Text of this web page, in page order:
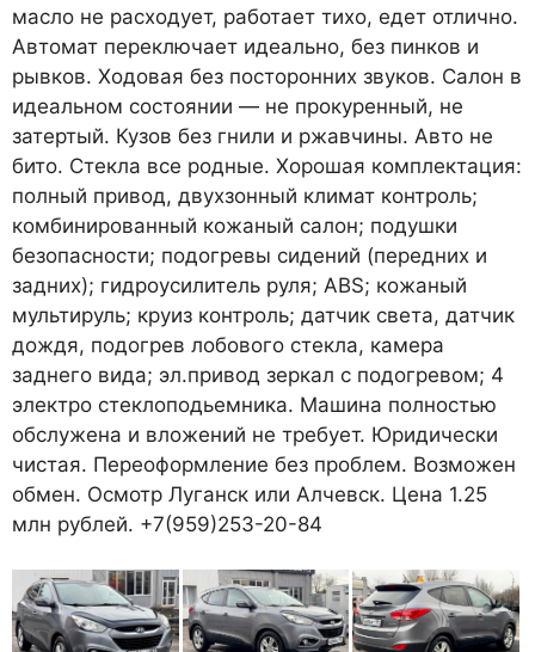
масло не расходует, работает тихо, едет отлично.
Автомат переключает идеально, без пинков и
рывков. Ходовая без посторонних звуков. Салон в
идеальном состоянии — не прокуренный, не
затертый. Кузов без гнили и ржавчины. Авто не
бито. Стекла все родные. Хорошая комплектация:
полный привод, двухзонный климат контроль;
комбинированный кожаный салон; подушки
безопасности; подогревы сидений (передних и
задних); гидроусилитель руля; ABS; кожаный
мультируль; круиз контроль; датчик света, датчик
дождя, подогрев лобового стекла, камера
заднего вида; эл.привод зеркал с подогревом; 4
электро стеклоподьемника. Машина полностью
обслужена и вложений не требует. Юридически
чистая. Переоформление без проблем. Возможен
обмен. Осмотр Луганск или Алчевск. Цена 1.25
млн рублей. +7(959)253-20-84